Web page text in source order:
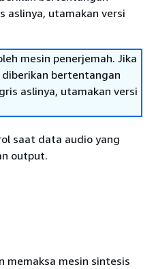
aslinya, utamakan versi
mesin penerjemah. Jika
bertentangan
aslinya, utamakan versi
saat data audio yang
output.
memaksa mesin sintesis